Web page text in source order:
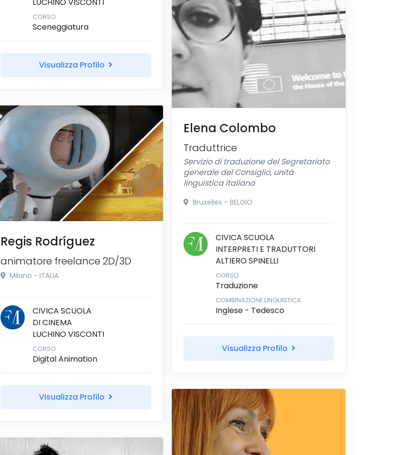
LUCHINO VISCONTI
CORSO
Sceneggiatura
Visualizza Profilo
Regis Rodríguez
animatore freelance 2D/3D
Milano - ITALIA
CIVICA SCUOLA
DI CINEMA
LUCHINO VISCONTI
CORSO
Digital Animation
Visualizza Profilo
Elena Colombo
Traduttrice
Servizio di traduzione del Segretariato
generale del Consiglio, unità
linguistica italiana
Bruxelles - BELGIO
CIVICA SCUOLA
INTERPRETI E TRADUTTORI
ALTIERO SPINELLI
CORSO
Traduzione
COMBINAZIONE LINGUISTICA
Inglese - Tedesco
Visualizza Profilo